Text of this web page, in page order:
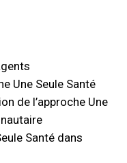
Une Seule Santé
de l’approche Une
Santé dans